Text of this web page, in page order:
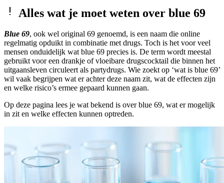
Alles wat je moet weten over blue 69
Blue 69, ook wel original 69 genoemd, is een naam die online
regelmatig opduikt in combinatie met drugs. Toch is het voor veel
mensen onduidelijk wat blue 69 precies is. De term wordt meestal
gebruikt voor een drankje of vloeibare drugscocktail die binnen het
uitgaansleven circuleert als partydrugs. Wie zoekt op ‘wat is blue 69’
wil vaak begrijpen wat er achter deze naam zit, wat de effecten zijn
en welke risico’s ermee gepaard kunnen gaan.
Op deze pagina lees je wat bekend is over blue 69, wat er mogelijk
in zit en welke effecten kunnen optreden.